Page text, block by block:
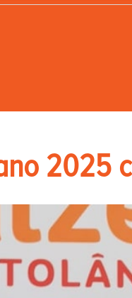
2025